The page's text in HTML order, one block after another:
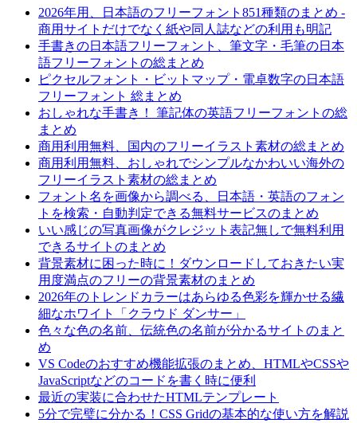
2026年用、日本語のフリーフォント851種類のまとめ -
商用サイトだけでなく紙や同人誌などの利用も明記
手書きの日本語フリーフォント、筆文字・毛筆の日本
語フリーフォントの総まとめ
ピクセルフォント・ビットマップ・電卓数字の日本語
フリーフォント 総まとめ
おしゃれな手書き！ 筆記体の英語フリーフォントの総
まとめ
商用利用無料、国内のフリーイラスト素材の総まとめ
商用利用無料、おしゃれでシンプルなかわいい海外の
フリーイラスト素材の総まとめ
フォント名を画像から調べる、日本語・英語のフォン
トを検索・自動判定できる無料サービスのまとめ
いい感じの写真画像がクレジット表記無しで無料利用
できるサイトのまとめ
背景素材に困った時に！ダウンロードしておきたい実
用度満点のフリーの背景素材のまとめ
2026年のトレンドカラーはあらゆる色彩を輝かせる繊
細なホワイト「クラウド ダンサー」
色々な色の名前、伝統色の名前が分かるサイトのまと
め
VS Codeのおすすめ機能拡張のまとめ、HTMLやCSSや
JavaScriptなどのコードを書く時に便利
最近の実装に合わせたHTMLテンプレート
5分で完璧に分かる！CSS Gridの基本的な使い方を解説